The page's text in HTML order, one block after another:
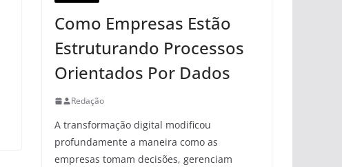
Como Empresas Estão
Estruturando Processos
Orientados Por Dados
Redação
A transformação digital modificou
profundamente a maneira como as
empresas tomam decisões, gerenciam